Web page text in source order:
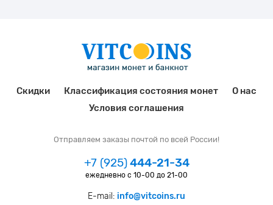
Скидки Классификация состояния монет
О нас
Условия соглашения
Отправляем заказы почтой по всей России!
+7 (925)444-21-34
ежедневно с 10-00 до 21-00
E-mail: info@vitcoins.ru